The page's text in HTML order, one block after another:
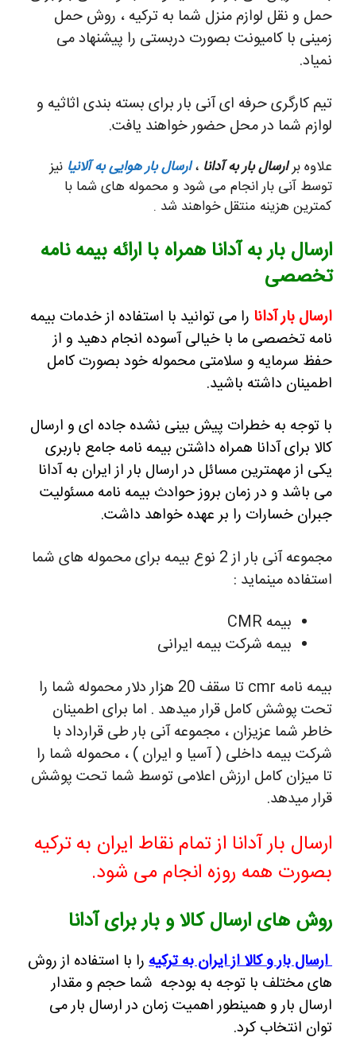
حمل و نقل لوازم منزل شما به ترکیه ، روش حمل
زمینی با کامیونت بصورت دربستی را پیشنهاد می
نمیاد.
تیم کارگری حرفه ای آنی بار برای بسته بندی اثاثیه و
لوازم شما در محل حضور خواهند یافت.
علاوه برارسال بار به آدانا ،ارسال بار هوایی به آلانیا نیز
توسط آنی بار انجام می شود و محموله های شما با
کمترین هزینه منتقل خواهند شد .
ارسال بار به آدانا همراه با ارائه بیمه نامه
تخصصی
ارسال بار آدانا را می توانید با استفاده از خدمات بیمه
نامه تخصصی ما با خیالی آسوده انجام دهید و از
حفظ سرمایه و سلامتی محموله خود بصورت کامل
اطمینان داشته باشید.
با توجه به خطرات پیش بینی نشده جاده ای و ارسال
کالا برای آدانا همراه داشتن بیمه نامه جامع باربری
یکی از مهمترین مسائل در ارسال بار از ایران به آدانا
می باشد و در زمان بروز حوادث بیمه نامه مسئولیت
جبران خسارات را بر عهده خواهد داشت.
مجموعه آنی بار از 2 نوع بیمه برای محموله های شما
استفاده مینماید :
بیمه CMR
بیمه شرکت بیمه ایرانی
بیمه نامه cmr تا سقف 20 هزار دلار محموله شما را
تحت پوشش کامل قرار میدهد . اما برای اطمینان
خاطر شما عزیزان ، مجموعه آنی بار طی قرارداد با
شرکت بیمه داخلی ( آسیا و ایران ) ، محموله شما را
تا میزان کامل ارزش اعلامی توسط شما تحت پوشش
قرار میدهد.
ارسال بار آدانا از تمام نقاط ایران به ترکیه
بصورت همه روزه انجام می شود.
روش های ارسال کالا و بار برای آدانا
ارسال بار و کالا از ایران به ترکیه را با استفاده از روش
های مختلف با توجه به بودجه شما حجم و مقدار
ارسال بار و همینطور اهمیت زمان در ارسال بار می
توان انتخاب کرد.